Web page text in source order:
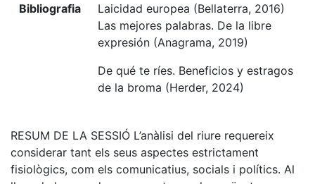
Bibliografia
Laicidad europea (Bellaterra, 2016)
Las mejores palabras. De la libre
expresión (Anagrama, 2019)
De qué te ríes. Beneficios y estragos
de la broma (Herder, 2024)
RESUM DE LA SESSIÓ L’anàlisi del riure requereix
considerar tant els seus aspectes estrictament
fisiològics, com els comunicatius, socials i polítics. Al